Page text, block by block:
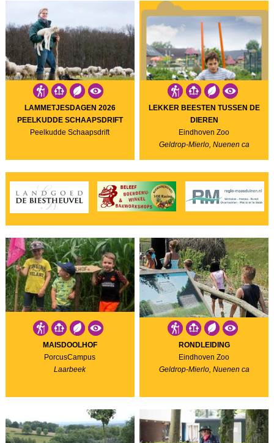
LAMMETJESDAGEN 2026
PEELKUDDE SCHAAPSDRIFT
Peelkudde Schaapsdrift
LEKKER BEESTEN TUSSEN DE
DIEREN
Eindhoven Zoo
Geldrop-Mierlo, Nuenen ca
MAISDOOLHOF
PorcusCampus
Laarbeek
RONDLEIDING
Eindhoven Zoo
Geldrop-Mierlo, Nuenen ca